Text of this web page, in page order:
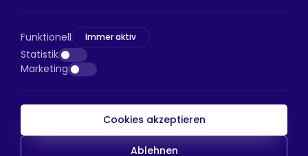
D:a, 34045 Bayrampaşa/İstanbul
Telefon:+90 530 044 64 87
E-Mail: info@htsteker.com
HTS-Zahlung
Funktionell Immer aktiv
Statistik
Marketing
Cookies akzeptieren
Ablehnen